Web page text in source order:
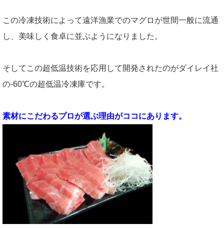
この冷凍技術によって遠洋漁業でのマグロが世間一般に流通
し、美味しく食卓に並ぶようになりました。
そしてこの超低温技術を応用して開発されたのがダイレイ社
の-60℃の超低温冷凍庫です。
素材にこだわるプロが選ぶ理由がココにあります。